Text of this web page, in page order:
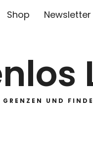
Shop Newsletter
UND